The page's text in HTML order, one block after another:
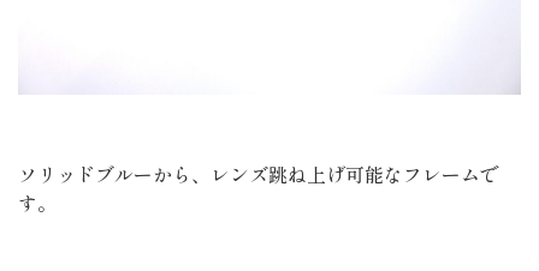
ソリッドブルーから、レンズ跳ね上げ可能なフレームで
す。